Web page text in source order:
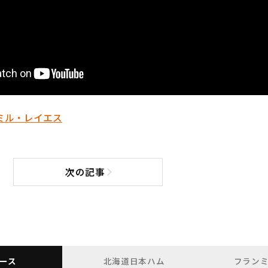
ル・レイエス
次の記事次の記事へ
ス 北海道日本ハム フラン